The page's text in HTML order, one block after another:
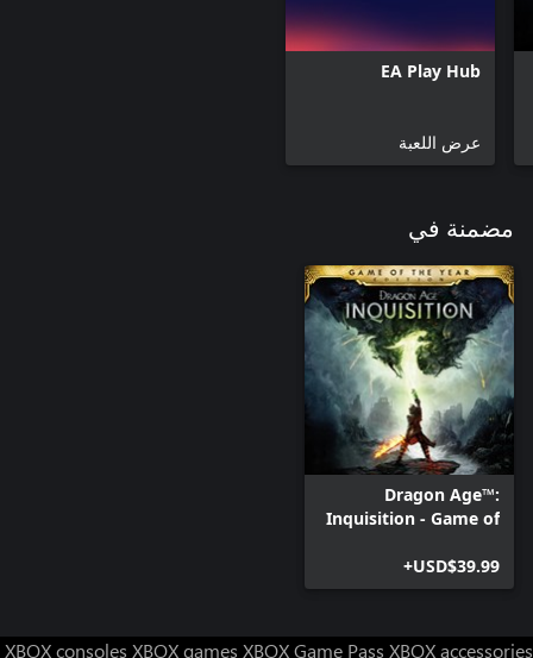
EA Play Hub
عرض اللعبة
مضمنة في
Dragon Age™:
Inquisition - Game of
USD$39.99+
XBOX consoles XBOX games XBOX Game Pass XBOX accessories